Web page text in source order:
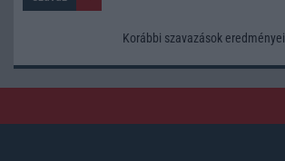
Korábbi szavazások eredményei